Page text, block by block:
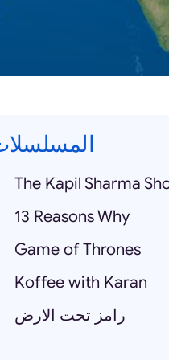
The Kapil Sharma
13 Reasons Why
Game of Thrones
Koffee with Karan
رامز تحت الارض